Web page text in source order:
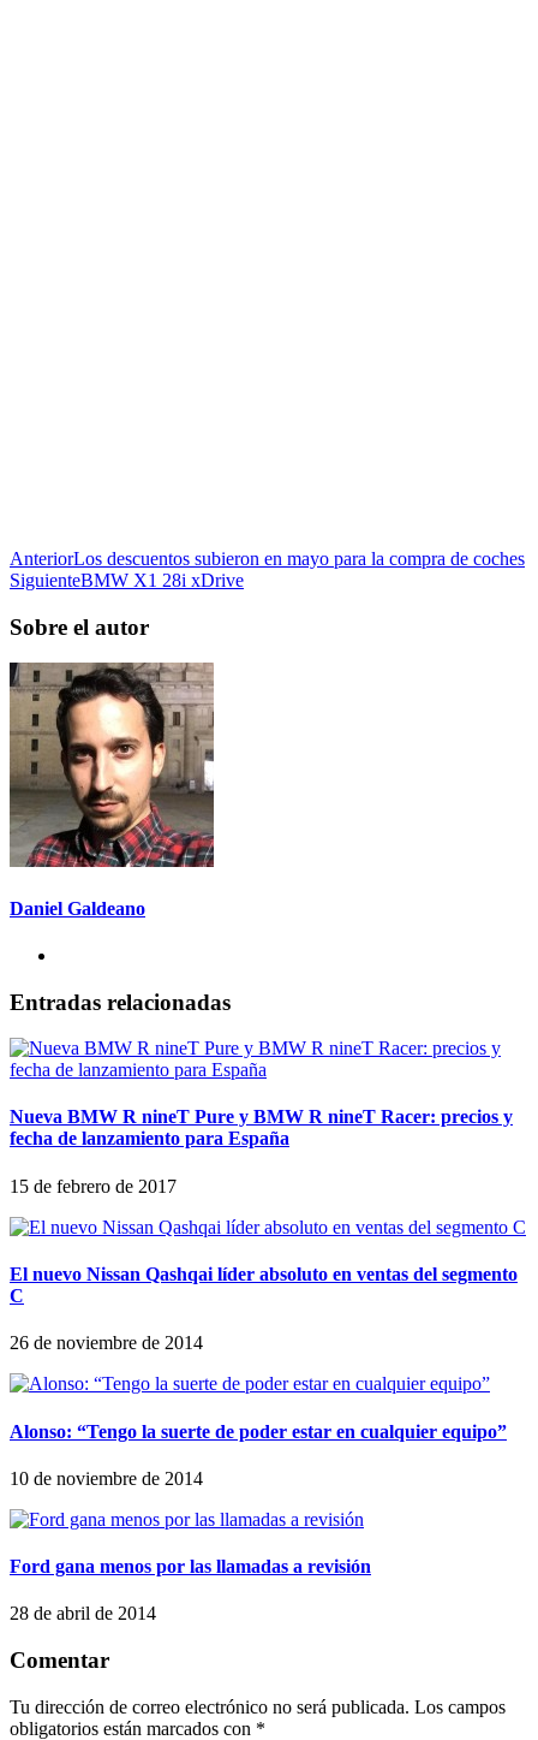
AnteriorLos descuentos subieron en mayo para la compra de coches
SiguienteBMW X1 28i xDrive
Sobre el autor
Daniel Galdeano
Entradas relacionadas
Nueva BMW R nineT Pure y BMW R nineT Racer: precios y
fecha de lanzamiento para España
15 de febrero de 2017
El nuevo Nissan Qashqai líder absoluto en ventas del segmento
C
26 de noviembre de 2014
Alonso: “Tengo la suerte de poder estar en cualquier equipo”
10 de noviembre de 2014
Ford gana menos por las llamadas a revisión
28 de abril de 2014
Comentar
Tu dirección de correo electrónico no será publicada. Los campos
obligatorios están marcados con *